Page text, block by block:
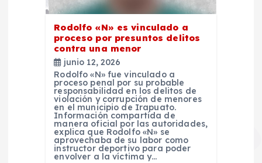
Rodolfo «N» es vinculado a
proceso por presuntos delitos
contra una menor
junio 12, 2026
Rodolfo «N» fue vinculado a
proceso penal por su probable
responsabilidad en los delitos de
violación y corrupción de menores
en el municipio de Irapuato.
Información compartida de
manera oficial por las autoridades,
explica que Rodolfo «N» se
aprovechaba de su labor como
instructor deportivo para poder
envolver a la víctima y…